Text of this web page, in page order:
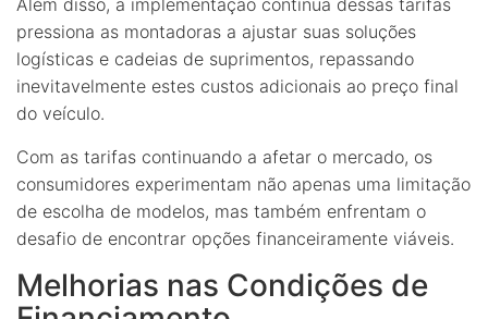
pressiona as montadoras a ajustar suas soluções
logísticas e cadeias de suprimentos, repassando
inevitavelmente estes custos adicionais ao preço final
do veículo.
Com as tarifas continuando a afetar o mercado, os
consumidores experimentam não apenas uma limitação
de escolha de modelos, mas também enfrentam o
desafio de encontrar opções financeiramente viáveis.
Melhorias nas Condições de